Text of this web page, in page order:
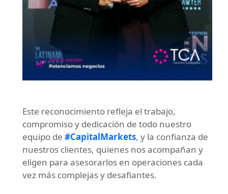
Este reconocimiento refleja el trabajo,
compromiso y dedicación de todo nuestro
equipo de #CapitalMarkets, y la confianza de
nuestros clientes, quienes nos acompañan y
eligen para asesorarlos en operaciones cada
vez más complejas y desafiantes.